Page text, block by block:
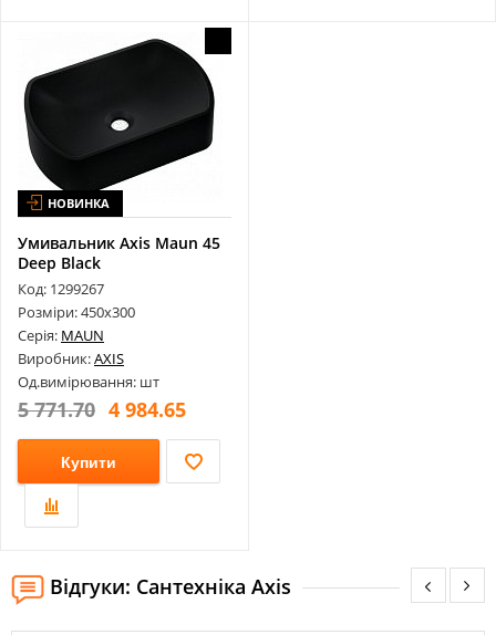
НОВИНКА
Умивальник Axis Maun 45
Deep Black
11B.Mn000.92A.000...
Код: 1299267
Розміри: 450х300
Серія: MAUN
Виробник:AXIS
Од.вимірювання: шт
5 771.70 4 984.65
Купити
Відгуки: Сантехніка Axis